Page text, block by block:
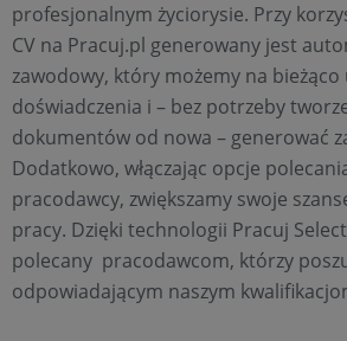
profesjonalnym życiorysie. Przy
CV na Pracuj.pl generowany jest
zawodowy, który możemy na bieżąco
doświadczenia i – bez potrzeby
dokumentów od nowa – generować
Dodatkowo, włączając opcje
pracodawcy, zwiększamy swoje
pracy. Dzięki technologii Pracuj
polecany pracodawcom, którzy
odpowiadającym naszym